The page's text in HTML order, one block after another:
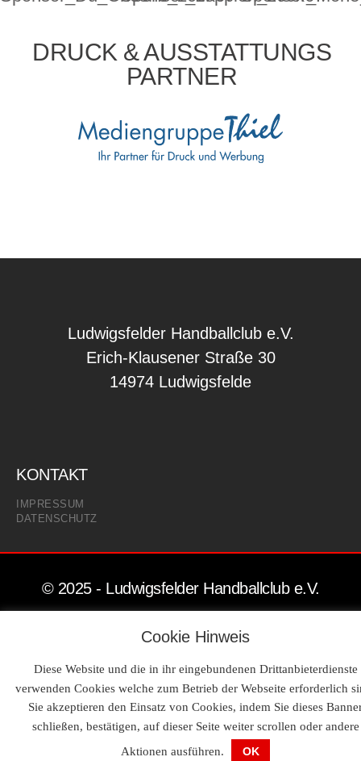
DRUCK & AUSSTATTUNGS
PARTNER
Ludwigsfelder Handballclub e.V.
Erich-Klausener Straße 30
14974 Ludwigsfelde
KONTAKT
IMPRESSUM
DATENSCHUTZ
© 2025 - Ludwigsfelder Handballclub e.V.
Cookie Hinweis
Diese Website und die in ihr eingebundenen Drittanbieterdienste
verwenden Cookies welche zum Betrieb der Webseite erforderlich
Sie akzeptieren den Einsatz von Cookies, indem Sie dieses
schließen, bestätigen, auf dieser Seite weiter scrollen oder andere
Aktionen ausführen.
OK